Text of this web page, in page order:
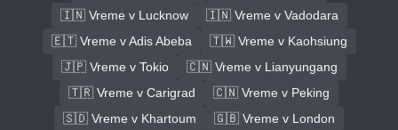
🇮🇳 Vreme v Lucknow
🇮🇳 Vreme v Vadodara
🇪🇹 Vreme v Adis Abeba
🇹🇼 Vreme v Kaohsiung
🇯🇵 Vreme v Tokio
🇨🇳 Vreme v Lianyungang
🇹🇷 Vreme v Carigrad
🇨🇳 Vreme v Peking
🇸🇩 Vreme v Khartoum
🇬🇧 Vreme v London